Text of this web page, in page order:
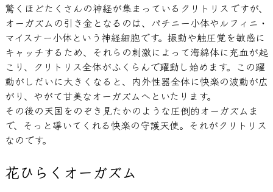
驚くほどたくさんの神経が集まっているクリトリスですが、
オーガズムの引き金となるのは、パチニー小体やルフィニ・
マイスナー小体という神経細胞です。振動や触圧覚を敏感に
キャッチするため、それらの刺激によって海綿体に充血が起
こり、クリトリス全体がふくらんで躍動し始めます。この躍
動がしだいに大きくなると、内外性器全体に快楽の波動が広
がり、やがて甘美なオーガズムへといたります。
その後の天国をのぞき見たかのような圧倒的オーガズムま
で、そっと導いてくれる快楽の守護天使。それがクリトリス
なのです。
花ひらくオーガズム